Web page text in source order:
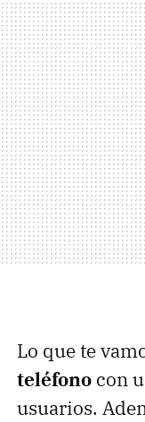
Lo que te
teléfono con
usuarios.